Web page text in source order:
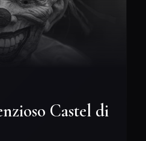
Castel di